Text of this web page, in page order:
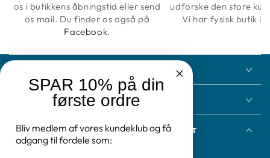
os i butikkens åbningstid eller send
os mail. Du finder os også på
Facebook.
udforske den store
Vi har fysisk butik i
INFORMATION
FÅ NYHEDSBREV FRA TAPETOGKUNST
SPAR 10% på din
første ordre
Bliv medlem af vores kundeklub og få
adgang til fordele som: